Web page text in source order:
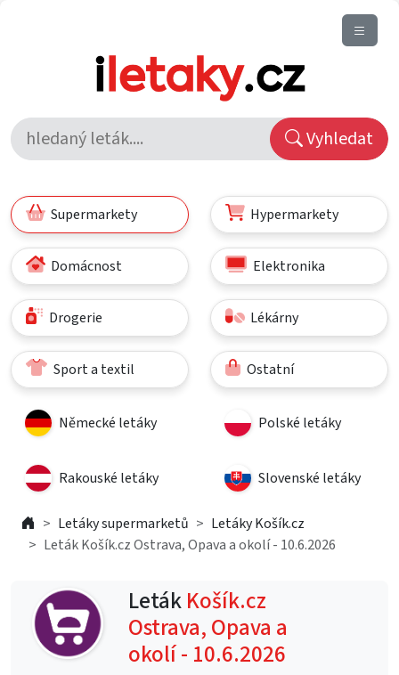
Vyhledat
Supermarkety Hypermarkety
Domácnost Elektronika
Drogerie Lékárny
Sport a textil Ostatní
Německé letáky Polské letáky
Rakouské letáky Slovenské letáky
Letáky supermarketů
Letáky Košík.cz
Leták Košík.cz Ostrava, Opava a okolí - 10.6.2026
LetákKošík.cz
Ostrava, Opava a
okolí - 10.6.2026